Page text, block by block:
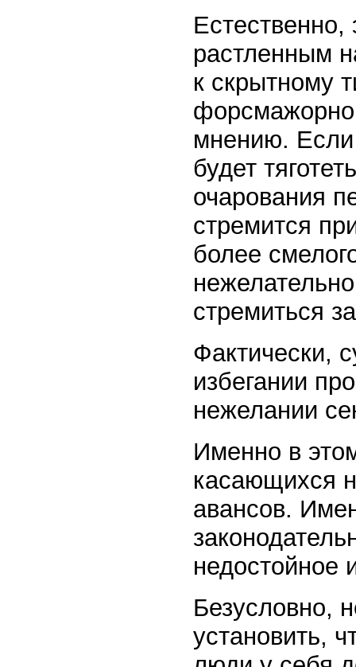
Естественно,
растленным
к скрытному
мнению.
будет
очарования
стремится
более
стремиться
Фактически,
избегании
нежелании
Именно в
касающихся
авансов.
недостойное
Безусловно,
установить,